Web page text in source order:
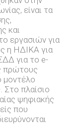
είναι τα
και
εργασιών για
η ΗΔΙΚΑ για
για το e-
πρώτους
μοντέλο
Στο πλαίσιο
ψηφιακής
που